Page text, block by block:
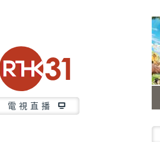
電視直播